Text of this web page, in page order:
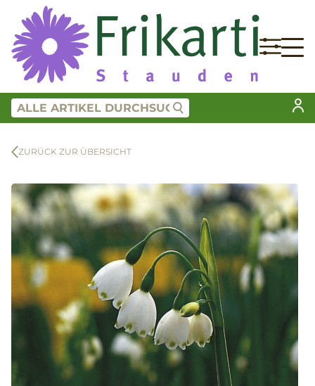
ZURÜCK ZUR ÜBERSICHT